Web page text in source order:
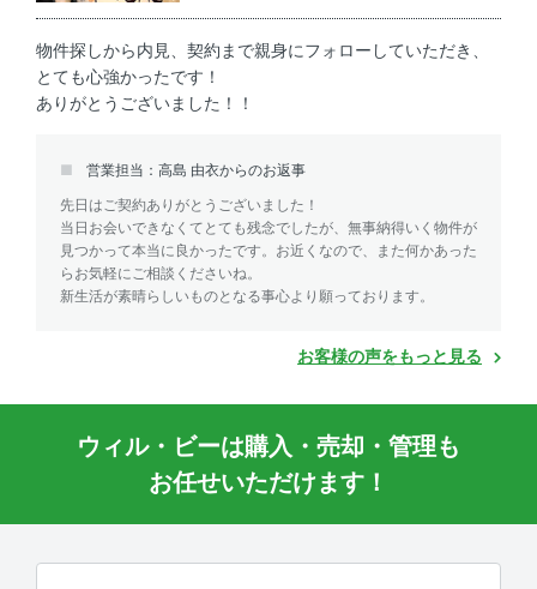
物件探しから内見、契約まで親身にフォローしていただき、
とても心強かったです！
ありがとうございました！！
営業担当：高島 由衣からのお返事
先日はご契約ありがとうございました！
当日お会いできなくてとても残念でしたが、無事納得いく物件が
見つかって本当に良かったです。お近くなので、また何かあった
らお気軽にご相談くださいね。
新生活が素晴らしいものとなる事心より願っております。
お客様の声をもっと見る
ウィル・ビーは購入・売却・管理も
お任せいただけます！